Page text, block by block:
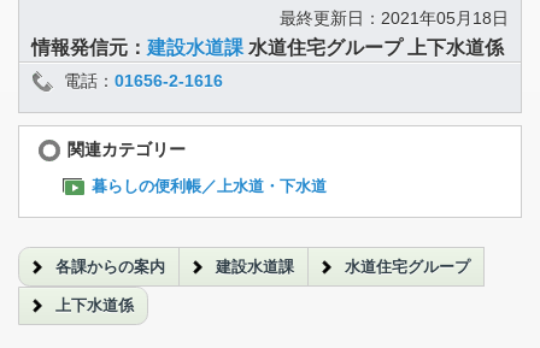
最終更新日：2021年05月18日
情報発信元： 建設水道課 水道住宅グループ 上下水道係
電話： 01656-2-1616
関連カテゴリー
暮らしの便利帳／上水道・下水道
各課からの案内 建設水道課 水道住宅グループ
上下水道係